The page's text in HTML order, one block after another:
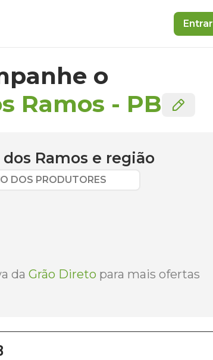
Entrar
o
Ramos - PB
dos Ramos e região
DOS PRODUTORES
da Grão Direto para mais ofertas